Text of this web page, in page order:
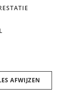
AFWIJZEN